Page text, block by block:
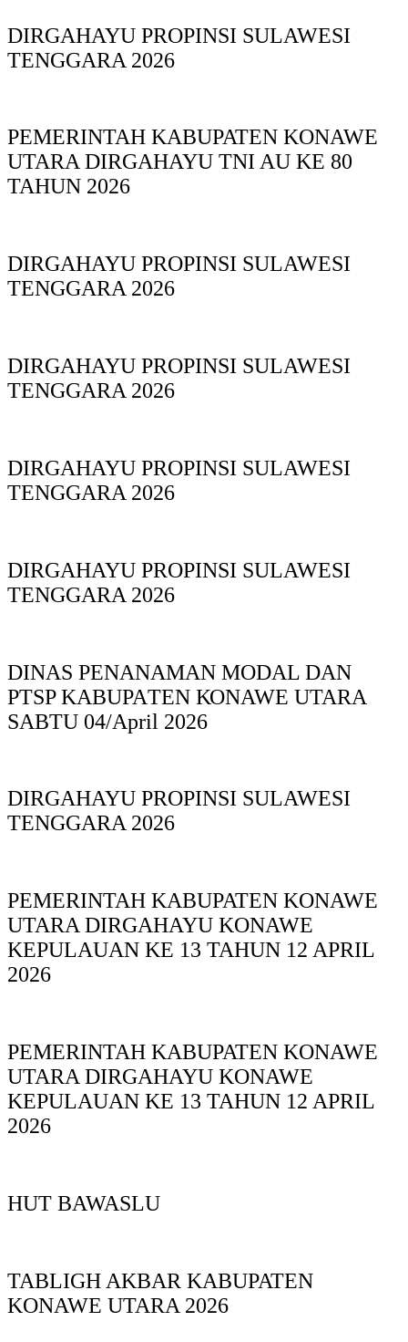
DIRGAHAYU PROPINSI SULAWESI
TENGGARA 2026
PEMERINTAH KABUPATEN KONAWE
UTARA DIRGAHAYU TNI AU KE 80
TAHUN 2026
DIRGAHAYU PROPINSI SULAWESI
TENGGARA 2026
DIRGAHAYU PROPINSI SULAWESI
TENGGARA 2026
DIRGAHAYU PROPINSI SULAWESI
TENGGARA 2026
DIRGAHAYU PROPINSI SULAWESI
TENGGARA 2026
DINAS PΕΝΑΝΑΜAN MODAL DAN
PTSP KABUPAΤΕΝ ΚΟNAWE UTARA
SABTU 04/April 2026
DIRGAHAYU PROPINSI SULAWESI
TENGGARA 2026
PEMERINTAH KABUPATEN KONAWE
UTARA DIRGAHAYU KONAWE
KEPULAUAN KE 13 TAHUN 12 APRIL
2026
PEMERINTAH KABUPATEN KONAWE
UTARA DIRGAHAYU KONAWE
KEPULAUAN KE 13 TAHUN 12 APRIL
2026
HUT BAWASLU
TABLIGH AKBAR KABUPATEN
KONAWE UTARA 2026